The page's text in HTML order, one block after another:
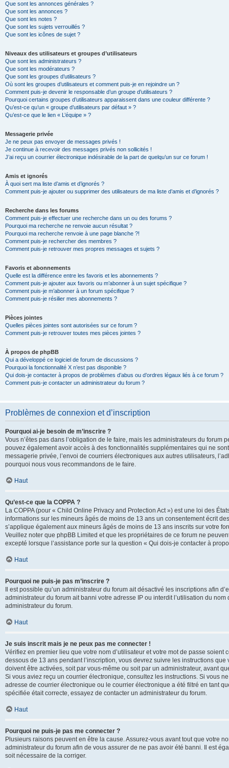
Que sont les annonces générales ?
Que sont les annonces ?
Que sont les notes ?
Que sont les sujets verrouillés ?
Que sont les icônes de sujet ?
Niveaux des utilisateurs et groupes d’utilisateurs
Que sont les administrateurs ?
Que sont les modérateurs ?
Que sont les groupes d’utilisateurs ?
Où sont les groupes d’utilisateurs et comment puis-je en rejoindre un ?
Comment puis-je devenir le responsable d’un groupe d’utilisateurs ?
Pourquoi certains groupes d’utilisateurs apparaissent dans une couleur différente ?
Qu’est-ce qu’un « groupe d’utilisateurs par défaut » ?
Qu’est-ce que le lien « L’équipe » ?
Messagerie privée
Je ne peux pas envoyer de messages privés !
Je continue à recevoir des messages privés non sollicités !
J’ai reçu un courrier électronique indésirable de la part de quelqu’un sur ce forum !
Amis et ignorés
À quoi sert ma liste d’amis et d’ignorés ?
Comment puis-je ajouter ou supprimer des utilisateurs de ma liste d’amis et d’ignorés ?
Recherche dans les forums
Comment puis-je effectuer une recherche dans un ou des forums ?
Pourquoi ma recherche ne renvoie aucun résultat ?
Pourquoi ma recherche renvoie à une page blanche ?!
Comment puis-je rechercher des membres ?
Comment puis-je retrouver mes propres messages et sujets ?
Favoris et abonnements
Quelle est la différence entre les favoris et les abonnements ?
Comment puis-je ajouter aux favoris ou m’abonner à un sujet spécifique ?
Comment puis-je m’abonner à un forum spécifique ?
Comment puis-je résilier mes abonnements ?
Pièces jointes
Quelles pièces jointes sont autorisées sur ce forum ?
Comment puis-je retrouver toutes mes pièces jointes ?
À propos de phpBB
Qui a développé ce logiciel de forum de discussions ?
Pourquoi la fonctionnalité X n’est pas disponible ?
Qui dois-je contacter à propos de problèmes d’abus ou d’ordres légaux liés à ce forum ?
Comment puis-je contacter un administrateur du forum ?
Problèmes de connexion et d’inscription
Pourquoi ai-je besoin de m’inscrire ?
Vous n’êtes pas dans l’obligation de le faire, mais les administrateurs du
pouvez également avoir accès à des fonctionnalités supplémentaires qui ne
messagerie privée, l’envoi de courriers électroniques aux autres utilisateurs,
pourquoi nous vous recommandons de le faire.
Haut
Qu’est-ce que la COPPA ?
La COPPA (pour « Child Online Privacy and Protection Act ») est une loi des
informations sur les mineurs âgés de moins de 13 ans un consentement écrit
s’applique également aux mineurs âgés de moins de 13 ans inscrits sur votre
Veuillez noter que phpBB Limited et que les propriétaires de ce forum ne
excepté lorsque l’assistance porte sur la question « Qui dois-je contacter à
Haut
Pourquoi ne puis-je pas m’inscrire ?
Il est possible qu’un administrateur du forum ait désactivé les inscriptions afin
administrateur du forum ait banni votre adresse IP ou interdit l’utilisation du
administrateur du forum.
Haut
Je suis inscrit mais je ne peux pas me connecter !
Vérifiez en premier lieu que votre nom d’utilisateur et votre mot de passe
dessous de 13 ans pendant l’inscription, vous devrez suivre les instructions
doivent être activées, soit par vous-même ou soit par un administrateur, avant
Si vous aviez reçu un courrier électronique, consultez les instructions. Si vous
adresse de courrier électronique ou le courrier électronique a été filtré en tant
spécifiée était correcte, essayez de contacter un administrateur du forum.
Haut
Pourquoi ne puis-je pas me connecter ?
Plusieurs raisons peuvent en être la cause. Assurez-vous avant tout que votre
administrateur du forum afin de vous assurer de ne pas avoir été banni. Il est
soit nécessaire de la corriger.